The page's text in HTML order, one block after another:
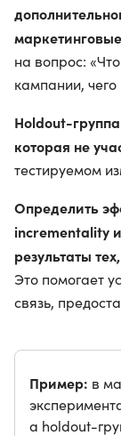
на вопрос:
кампании,
Holdout-
которая не
тестируемом
Определить
incrementality
результаты
Это помогает
связь,
Пример: в
а holdout-